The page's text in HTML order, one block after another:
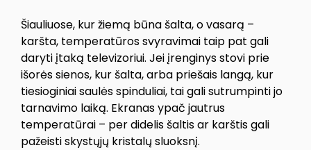
Šiauliuose, kur žiemą būna šalta, o vasarą –
karšta, temperatūros svyravimai taip pat gali
daryti įtaką televizoriui. Jei įrenginys stovi prie
išorės sienos, kur šalta, arba priešais langą, kur
tiesioginiai saulės spinduliai, tai gali sutrumpinti jo
tarnavimo laiką. Ekranas ypač jautrus
temperatūrai – per didelis šaltis ar karštis gali
pažeisti skystųjų kristalų sluoksnį.